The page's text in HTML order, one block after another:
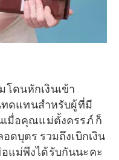
ดนหักเงินเข้า
ทดแทนสำหรับผู้ที่มี
เมื่อคุณแม่ตั้งครรภ์ ก็
ดบุตร รวมถึงเบิกเงิน
แม่พึงได้รับกันนะคะ